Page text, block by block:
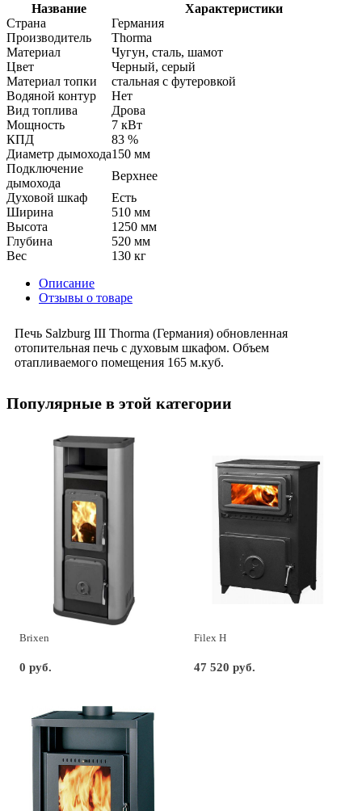
Название
Характеристики
Страна
Германия
Производитель
Thorma
Материал
Чугун, сталь, шамот
Цвет
Черный, серый
Материал топки
стальная с футеровкой
Водяной контур
Нет
Вид топлива
Дрова
Мощность
7 кВт
КПД
83 %
Диаметр дымохода150 мм
Подключение
дымохода
Верхнее
Духовой шкаф
Есть
Ширина
510 мм
Высота
1250 мм
Глубина
520 мм
Вес
130 кг
Описание
Отзывы о товаре
Печь Salzburg III Thorma (Германия) обновленная
отопительная печь с духовым шкафом. Объем
отапливаемого помещения 165 м.куб.
Популярные в этой категории
Brixen
0 руб.
Filex H
47 520 руб.